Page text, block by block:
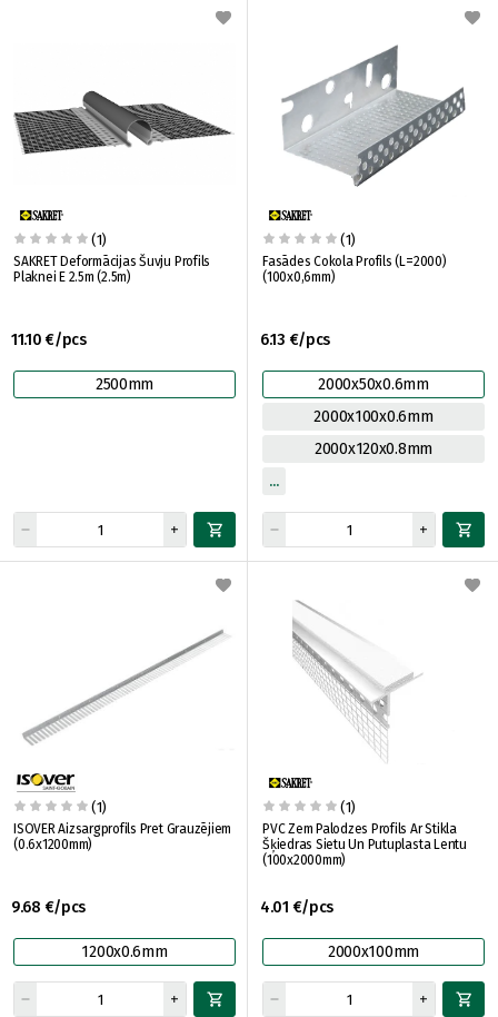
(1)
SAKRET Deformācijas Šuvju Profils
Plaknei E 2.5m (2.5m)
11.10 €/pcs
2500mm
(1)
Fasādes Cokola Profils (L=2000)
(100x0,6mm)
6.13 €/pcs
2000x50x0.6mm
2000x100x0.6mm
2000x120x0.8mm
(1)
ISOVER Aizsargprofils Pret Grauzējiem
(0.6x1200mm)
9.68 €/pcs
1200x0.6mm
(1)
PVC Zem Palodzes Profils Ar Stikla
Šķiedras Sietu Un Putuplasta Lentu
(100x2000mm)
4.01 €/pcs
2000x100mm